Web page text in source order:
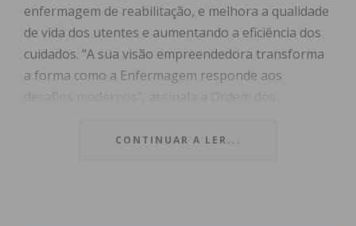
enfermagem de reabilitação, e melhora a qualidade
de vida dos utentes e aumentando a eficiência dos
cuidados. “A sua visão empreendedora transforma
a forma como a Enfermagem responde aos
CONTINUAR A LER...